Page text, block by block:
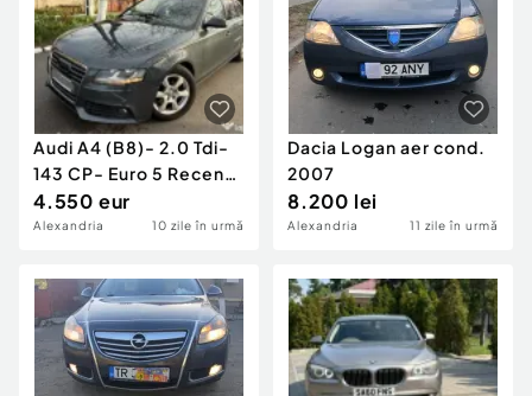
Audi A4 (B8)- 2.0 Tdi-
143 CP- Euro 5 Recent
adus
4.550 eur
Alexandria 10 zile în urmă
Dacia Logan aer cond.
2007
8.200 lei
Alexandria 11 zile în urmă